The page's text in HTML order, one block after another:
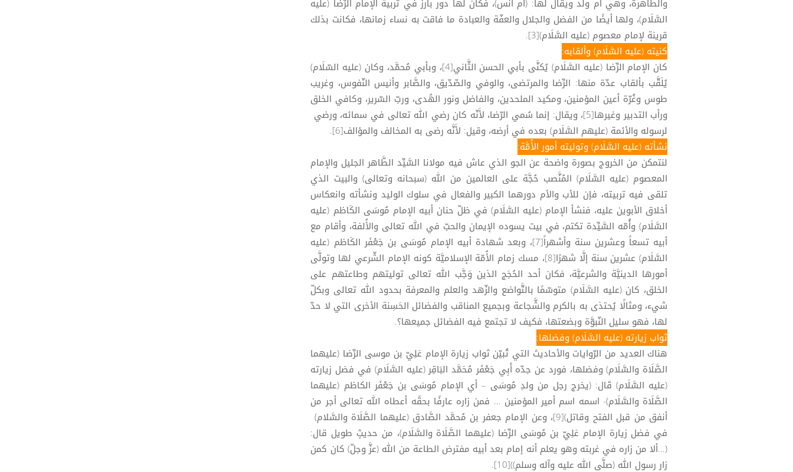
السَّلَام)، ولها أيضًا من الفضل والجلال والعفّة والعبادة ما فاقت به نساء زمانها، فكانت بذلك
قرينة لإمام معصوم (عليه السَّلَام)[3].
كنيته (عليه السَّلَام) وألقابه:
كان الإمام الرِّضا (عليه السَّلَام) يُكنَّى بأبي الحسن الثَّاني[4]، وبأبي مُحمَّد، وكان (عليه السّلَام)
يُلَقَّب بألقاب عدّة منها: الرِّضا والمرتضى، والوفي والصّدّيق، والصَّابر وأنيس النّفوس، وغريب
طوس وغُرّة أعين المؤمنين، ومكيد الملحدين، والفاضل ونور الهُدى، وربّ السّرير، وكافي الخلق
ورأب التدبير وغيرها[5]، ويقال: إنما سُمي الرّضا، لأَنّه كان رضي الله تعالى في سمائه، ورضي
لرسوله والأئمة (عليهم السَّلَام) بعده في أرضه، وقيل: لأَنَّه رضى به المخالف والمؤالف[6].
نشأته (عليه السَّلَام) وتوليته أمور الأُمَّة:
لنتمكن من الخروج بصورة واضحة عن الجو الذي عاش فيه مولانا السَّيِّد الطَّاهر الجليل والإمام
المعصوم (عليه السَّلَام) المُنَّصب حُجَّة على العالمين من الله (سبحانه وتعالى) والبيت الذي
تلقى فيه تربيته، فإن للأب والأم دورهما الكبير والفعال في سلوك الوليد ونشأته وانعكاس
أخلاق الأبوين عليه، فنشأ الإمام (عليه السَّلَام) في ظلّ حنان أبيه الإمام مُوسَى الكَاظم (عليه
السَّلَام) وأُمّه السَّيِّدة تكتم، في بيت يسوده الإيمان والحبّ في الله تعالى والأُلفة، وأقام مع
أبيه تسعاً وعشرين سنة وأشهراً[7]، وبعد شهادة أبيه الإمام مُوسَى بن جَعْفَر الكَاظم (عليه
السَّلَام) عشرين سنة إلَّا شهرًا[8]، مسك زمام الأُمّة الإسلاميَّة كونه الإمام الشّرعي لها وتولَّى
أمورها الدينيَّة والشرعيَّة، فكان أحد الحُجَج الذين وَجَّب الله تعالى توليتهم وطاعتهم على
الخلق، كان (عليه السَّلَام) متوسّمًا بالتَّواضع والزّهد والعلم والمعرفة بحدود الله تعالى وبكلّ
شيء، ومثالًا يُحتذى به بالكرم والشَّجاعة وبجميع المناقب والفضائل الحَسِنة الأخرى التي لا حدّ
لها، فهو سليل النّبوَّة وبضعتها، فكيف لا تجتمع فيه الفضائل جميعها؟.
ثواب زيارته (عليه السَّلَام) وفضلها:
هناك العديد من الرّوايات والأحاديث التي تُبيّن ثواب زيارة الإمام عَلِيّ بن موسى الرِّضا (عليهما
الصَّلَاة والسَّلَام) وفضلها، فورد عن جدّه أَبِي جَعْفَر مُحَمَّد البَاقِر (عليه السَّلَام) في فضل زيارته
(عليه السَّلَام) قَال: (يخرج رجل من ولدِ مُوسَى – أي الإمام مُوسَى بن جَعْفَر الكاظم (عليهما
الصَّلَاة والسَّلَام)- اسمه اسم أمير المؤمنين ... فمن زاره عارفًا بحقًه أعطاه الله تعالى أجر من
أنفق من قبل الفتح وقاتل)[9]، وعن الإمام جعفر بن مُحمَّد الصَّادق (عليهما الصَّلَاة والسَّلام)
في فضل زيارة الإمام عَلِيّ بن مُوسَى الرِّضا (عليهما الصَّلَاة والسَّلَام)، من حديثٍ طويل قال:
(...ألا من زاره في غربته وهو يعلم أنه إمام بعد أبيه مفترض الطاعة من الله (عزَّ وجلّ) كان كمن
زار رسول الله (صلَّى الله عليه وآله وسلم))[10].